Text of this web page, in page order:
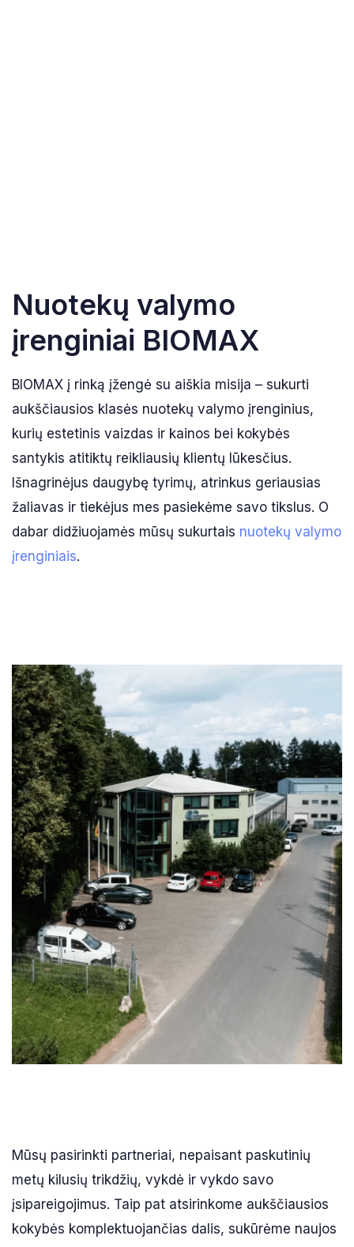
Nuotekų valymo
įrenginiai BIOMAX
BIOMAX į rinką įžengė su aiškia misija – sukurti
aukščiausios klasės nuotekų valymo įrenginius,
kurių estetinis vaizdas ir kainos bei kokybės
santykis atitiktų reikliausių klientų lūkesčius.
Išnagrinėjus daugybę tyrimų, atrinkus geriausias
žaliavas ir tiekėjus mes pasiekėme savo tikslus. O
dabar didžiuojamės mūsų sukurtais nuotekų valymo
įrenginiais.
Mūsų pasirinkti partneriai, nepaisant paskutinių
metų kilusių trikdžių, vykdė ir vykdo savo
įsipareigojimus. Taip pat atsirinkome aukščiausios
kokybės komplektuojančias dalis, sukūrėme naujos